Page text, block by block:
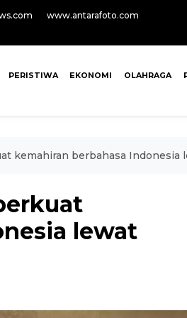
www.antarafoto.com
PERISTIWA EKONOMI OLAHRAGA
kemahiran berbahasa Indonesia
lewat